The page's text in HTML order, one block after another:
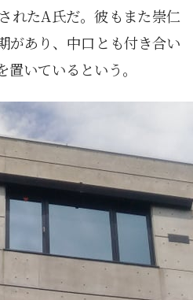
れたA氏だ。彼もまた崇仁
があり、中口とも付き合い
いているという。